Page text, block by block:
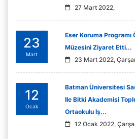
27 Mart 2022,
23
Mart
Eser Koruma
Müzesini Ziyaret Etti...
23 Mart 2022,
12
Ocak
Batman Üniversitesi
Ile Bitki Akademisi
Ortaokulu Iş...
12 Ocak 2022,